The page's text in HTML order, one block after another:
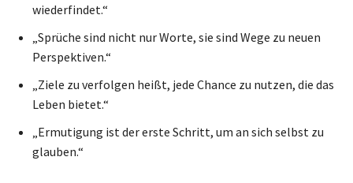
wiederfindet.“
„Sprüche sind nicht nur Worte, sie sind Wege zu neuen
Perspektiven.“
„Ziele zu verfolgen heißt, jede Chance zu nutzen, die das
Leben bietet.“
„Ermutigung ist der erste Schritt, um an sich selbst zu
glauben.“